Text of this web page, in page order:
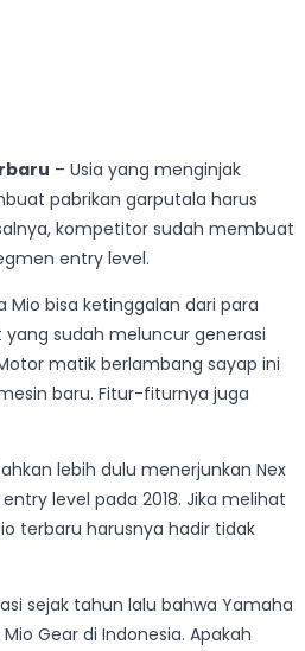
– Usia yang menginjak
pabrikan garputala harus
kompetitor sudah membuat
entry level.
Mio bisa ketinggalan dari para
yang sudah meluncur generasi
matik berlambang sayap ini
baru. Fitur-fiturnya juga
lebih dulu menerjunkan Nex
level pada 2018. Jika melihat
terbaru harusnya hadir tidak
sejak tahun lalu bahwa Yamaha
Gear di Indonesia. Apakah